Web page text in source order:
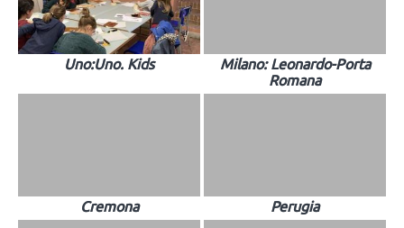
Uno:Uno. Kids
Milano: Leonardo-Porta
Romana
Cremona Perugia